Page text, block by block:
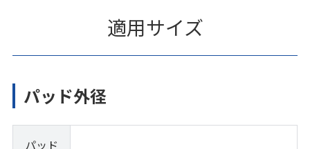
適用サイズ
パッド外径
パッド